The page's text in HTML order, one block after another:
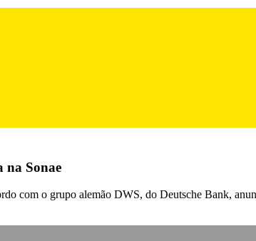
na Sonae
com o grupo alemão DWS, do Deutsche Bank,